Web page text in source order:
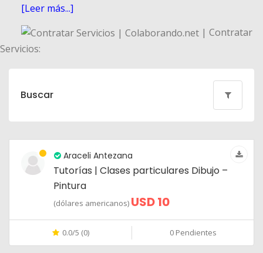
[Leer más...]
| Contratar
Servicios:
Buscar
Araceli Antezana
Tutorías | Clases particulares Dibujo –
Pintura
(dólares americanos) USD 10
0.0/5 (0) 0 Pendientes